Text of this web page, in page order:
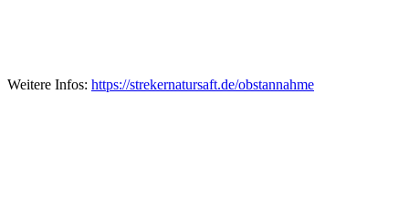
Weitere Infos: https://strekernatursaft.de/obstannahme